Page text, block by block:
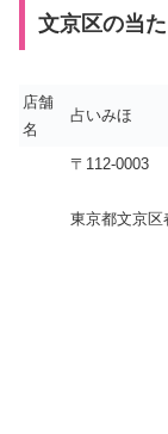
文京区の当
店舗
名
占いみほ
〒112-0003
東京都文京